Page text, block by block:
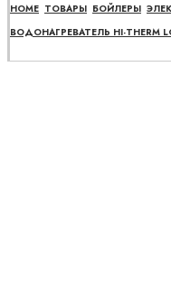
HOME ТОВАРЫ БОЙЛЕРЫ
ВОДОНАГРЕВАТЕЛЬ HI-THERM